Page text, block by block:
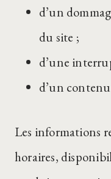
d’un
du site ;
d’une
d’un
Les informations
horaires,